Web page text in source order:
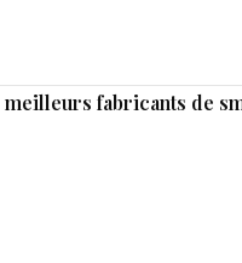
meilleurs fabricants de